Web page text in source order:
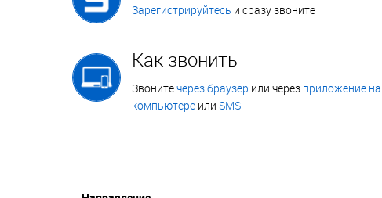
Зарегистрируйтесь и сразу звоните
Как звонить
Звонитечерез браузер или через приложение
компьютере или SMS